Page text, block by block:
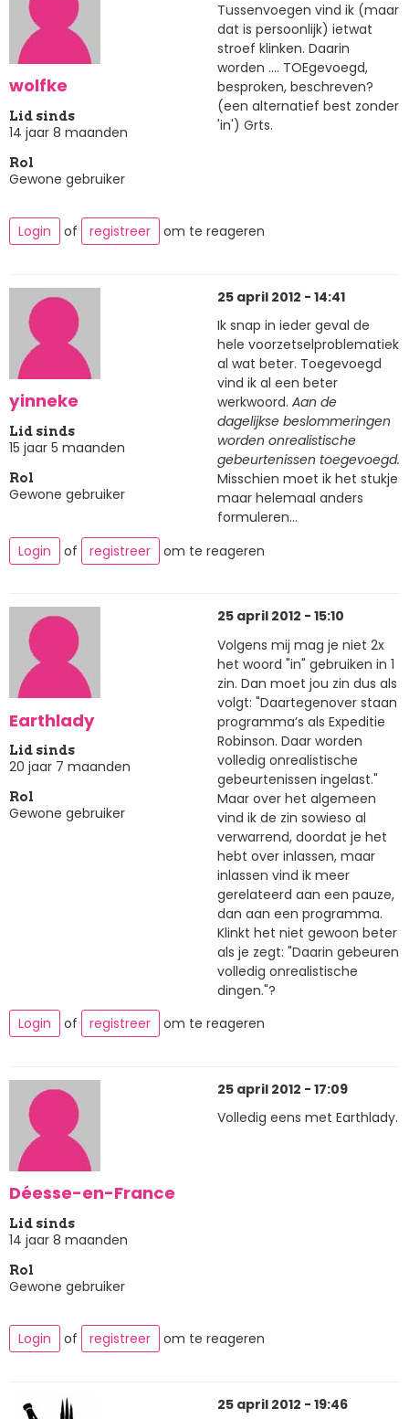
wolfke
Lid sinds
14 jaar 8 maanden
Rol
Gewone gebruiker
Tussenvoegen vind ik (maar
dat is persoonlijk) ietwat
stroef klinken. Daarin
worden .... TOEgevoegd,
besproken, beschreven?
(een alternatief best zonder
'in') Grts.
Login of registreer om te reageren
yinneke
Lid sinds
15 jaar 5 maanden
Rol
Gewone gebruiker
25 april 2012 - 14:41
Ik snap in ieder geval de
hele voorzetselproblematiek
al wat beter. Toegevoegd
vind ik al een beter
werkwoord. Aan de
dagelijkse beslommeringen
worden onrealistische
gebeurtenissen toegevoegd.
Misschien moet ik het stukje
maar helemaal anders
formuleren...
Login
of registreer om te reageren
Earthlady
Lid sinds
20 jaar 7 maanden
Rol
Gewone gebruiker
25 april 2012 - 15:10
Volgens mij mag je niet 2x
het woord "in" gebruiken in 1
zin. Dan moet jou zin dus als
volgt: "Daartegenover staan
programma’s als Expeditie
Robinson. Daar worden
volledig onrealistische
gebeurtenissen ingelast."
Maar over het algemeen
vind ik de zin sowieso al
verwarrend, doordat je het
hebt over inlassen, maar
inlassen vind ik meer
gerelateerd aan een pauze,
dan aan een programma.
Klinkt het niet gewoon beter
als je zegt: "Daarin gebeuren
volledig onrealistische
dingen."?
Login
of registreer om te reageren
Déesse-en-France
Lid sinds
14 jaar 8 maanden
Rol
Gewone gebruiker
25 april 2012 - 17:09
Volledig eens met Earthlady.
Login of registreer om te reageren
25 april 2012 - 19:46